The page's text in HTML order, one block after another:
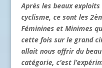
Après les beaux
cyclisme, ce sont les
Féminines et Minimes
cette fois sur le grand
allait nous offrir du
catégorie, c’est